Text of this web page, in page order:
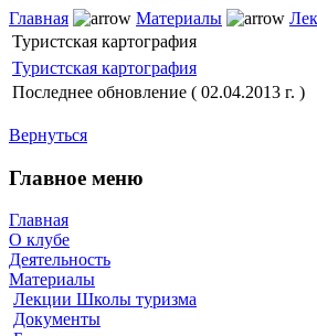
Главная Материалы
Туристская картография
Туристская картография
Последнее обновление ( 02.04.2013 г. )
Вернуться
Главное меню
Главная
О клубе
Деятельность
Материалы
Лекции Школы туризма
Документы